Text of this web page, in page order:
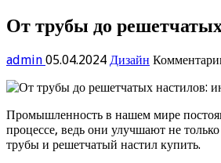
От трубы до
admin 05.04.2024 Дизайн
Промышленность в нашем мире
процессе, ведь они улучшают не
трубы и решетчатый настил купить.